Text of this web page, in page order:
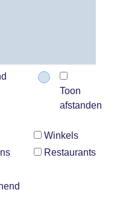
Toon
afstanden
Winkels
Restaurants